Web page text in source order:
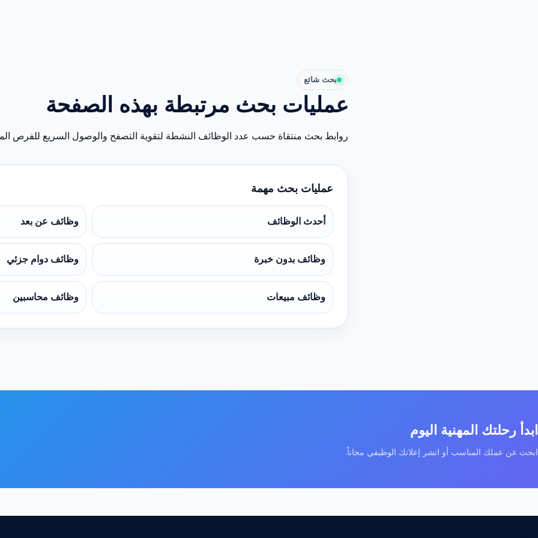
بحث شائع
عمليات بحث مرتبطة بهذه الصفحة
روابط بحث منتقاة حسب عدد الوظائف النشطة لتقوية التصفح والوصول السريع للفرص
عمليات بحث مهمة
أحدث الوظائف وظائف عن بعد
وظائف بدون خبرة وظائف دوام جزئي
وظائف مبيعات وظائف محاسبين
ابدأ رحلتك المهنية اليوم
ابحث عن عملك المناسب أو انشر إعلانك الوظيفي مجاناً.